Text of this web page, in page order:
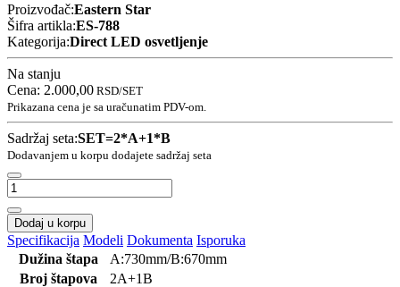
Proizvođač:Eastern Star
Šifra artikla:ES-788
Kategorija:Direct LED osvetljenje
Na stanju
Cena: 2.000,00 RSD/SET
Prikazana cena je sa uračunatim PDV-om.
Sadržaj seta:SET=2*A+1*B
Dodavanjem u korpu dodajete sadržaj seta
Dodaj u korpu
Specifikacija Modeli Dokumenta Isporuka
Dužina štapa
A:730mm/B:670mm
Broj štapova
2A+1B